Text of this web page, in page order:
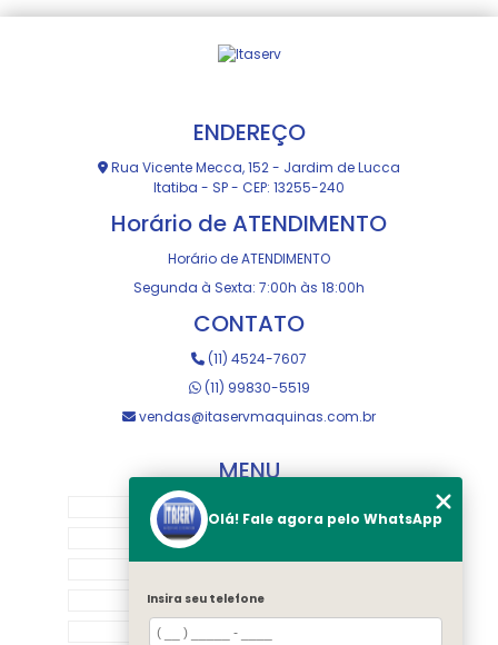
ENDEREÇO
Rua Vicente Mecca, 152 - Jardim de Lucca
Itatiba - SP - CEP: 13255-240
Horário de ATENDIMENTO
Horário de ATENDIMENTO
Segunda à Sexta: 7:00h às 18:00h
CONTATO
(11) 4524-7607
(11) 99830-5519
vendas@itaservmaquinas.com.br
MENU
MANUTENÇÃO E USINAGEM
LOJA
EQUIPAMENTOS
Olá! Fale agora pelo WhatsApp
Insira seu telefone